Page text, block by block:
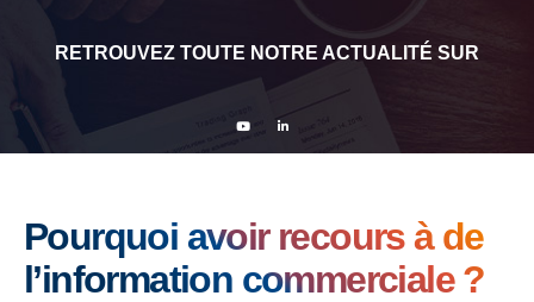
RETROUVEZ TOUTE NOTRE ACTUALITÉ SUR
Pourquoi avoir recours à de
l’information commerciale ?